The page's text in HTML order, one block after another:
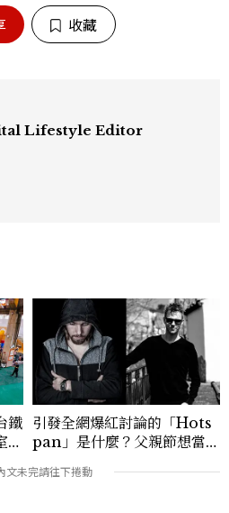
收藏
Lifestyle Editor
鐵
內
引發全網爆紅討論的「Hots
pan」是什麼？父親節想當天
帥到老的關鍵